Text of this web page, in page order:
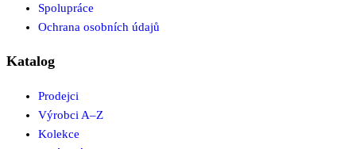
Spolupráce
Ochrana osobních údajů
Katalog
Prodejci
Výrobci A–Z
Kolekce